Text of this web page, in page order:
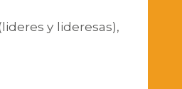
y lideresas),